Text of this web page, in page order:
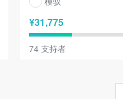
¥31,775
74 支持者